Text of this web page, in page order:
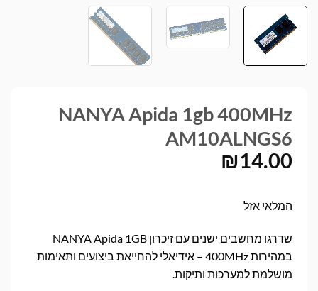
NANYA Apida 1gb 400MHz
AM10ALNGS6
₪14.00
המלאי אזל
שדרגו מחשבים ישנים עם זיכרון NANYA Apida 1GB
במהירות 400MHz – אידיאלי להחייאת ביצועים ותאימות
מושלמת למערכות ותיקות.